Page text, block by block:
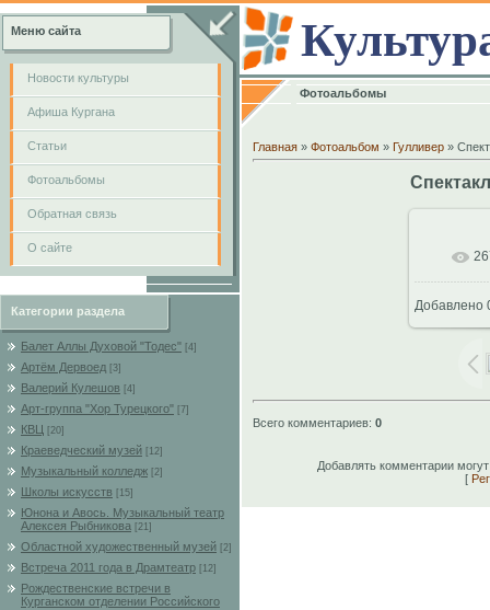
Меню сайта
Новости культуры
Афиша Кургана
Cтатьи
Фотоальбомы
Обратная связь
О сайте
Категории раздела
Балет Аллы Духовой "Тодес" [4]
Артём Дервоед [3]
Валерий Кулешов [4]
Арт-группа "Хор Турецкого" [7]
КВЦ [20]
Краеведческий музей [12]
Музыкальный колледж [2]
Школы искусств [15]
Юнона и Авось. Музыкальный театр
Алексея Рыбникова
[21]
Областной художественный музей [2]
Встреча 2011 года в Драмтеатр [12]
Рождественские встречи в
Курганском отделении Российского
Фотоальбомы
Главная » Фотоальбом » Гулливер »
В
Добавлено
Всего комментариев: 0
Добавлять комментарии
[